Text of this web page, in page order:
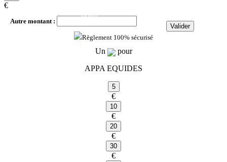
€
par mois
Autre montant :
Règlement 100% sécurisé
Un
pour
APPA EQUIDES
€
€
€
€